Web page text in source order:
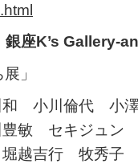
銀座K’s Gallery-
」
和 小川倫代 小
敏 セキジュ
越吉行 牧秀子